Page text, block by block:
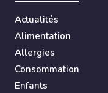
Actualités
Alimentation
Allergies
Consommation
Enfants